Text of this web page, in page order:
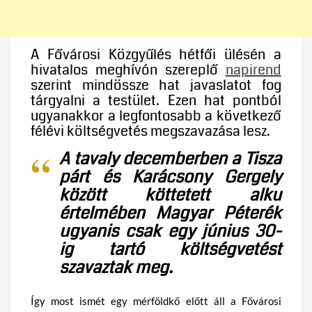
A Fővárosi Közgyűlés hétfői ülésén a
hivatalos meghívón szereplőnapirend
szerint mindössze hat javaslatot fog
tárgyalni a testület. Ezen hat pontból
ugyanakkor a legfontosabb a következő
félévi költségvetés megszavazása lesz.
A tavaly decemberben a Tisza
párt és Karácsony Gergely
között köttetett alku
értelmében Magyar Péterék
ugyanis csak egy június 30-
ig tartó költségvetést
szavaztak meg.
Így most ismét egy mérföldkő előtt áll a Fővárosi